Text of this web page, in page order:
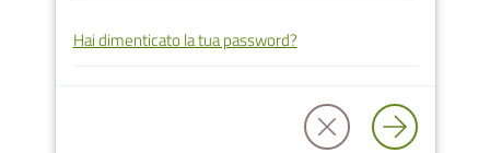
Amministrazione
Hai dimenticato la tua password?